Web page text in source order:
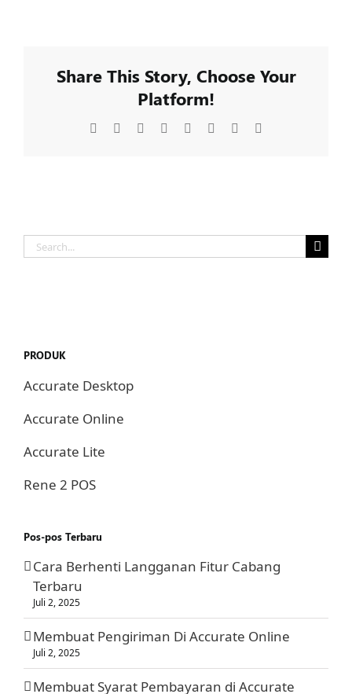
Share This Story, Choose Your
Platform!
Facebook Reddit LinkedIn
TumblrPinterest
Search
for:
PRODUK
Accurate Desktop
Accurate Online
Accurate Lite
Rene 2 POS
Pos-pos Terbaru
Cara Berhenti Langganan Fitur Cabang
Terbaru
Juli 2, 2025
Membuat Pengiriman Di Accurate Online
Juli 2, 2025
Membuat Syarat Pembayaran di Accurate